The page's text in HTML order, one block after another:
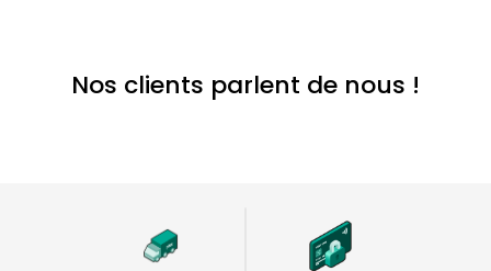
Nos clients parlent de nous !